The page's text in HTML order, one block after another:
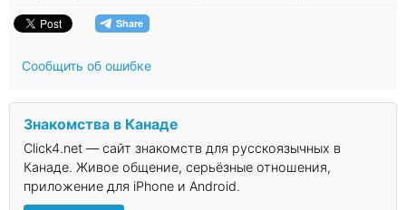
Сообщить об ошибке
Знакомства в Канаде
Click4.net — сайт знакомств для русскоязычных в
Канаде. Живое общение, серьёзные отношения,
приложение для iPhone и Android.